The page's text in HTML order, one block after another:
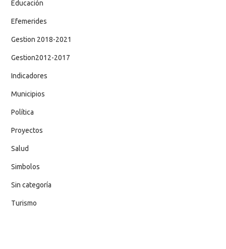
Educación
Efemerides
Gestion 2018-2021
Gestion2012-2017
Indicadores
Municipios
Política
Proyectos
Salud
Simbolos
Sin categoría
Turismo